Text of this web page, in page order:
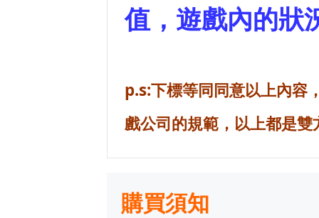
值，遊戲內的狀
p.s:下標等同同意以上內容
戲公司的規範，以上都是
購買須知